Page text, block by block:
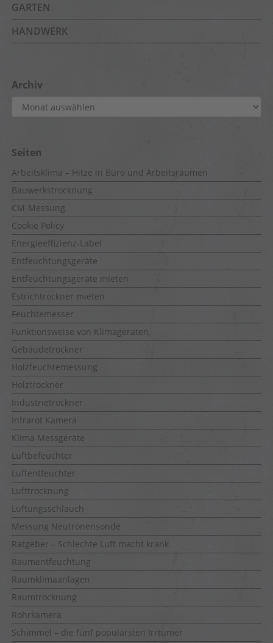
GARTEN
HANDWERK
Archiv
Archiv
Seiten
Arbeitsklima – Hitze in Büro und Arbeitsräumen
Bauwerkstrocknung
CM-Messung
Cookie Policy
Energieeffizienz-Label
Entfeuchtungsgeräte
Entfeuchtungsgeräte mieten
Estrichtrockner mieten
Feuchtemesser
Funktionsweise von Klimageräten
Gebäudetrockner
Holzfeuchtemessung
Holztrockner
Industrietrockner
Infrarot Kamera
Klima Messgeräte
Luftbefeuchter
Luftentfeuchter
Lufttrocknung
Lüftungsschlauch
Messung Neutronensonde
Ratgeber – Schlechte Luft macht krank
Raumentfeuchtung
Raumklimaanlagen
Raumtrocknung
Rohrkamera
Schimmel – die fünf populärsten Irrtümer